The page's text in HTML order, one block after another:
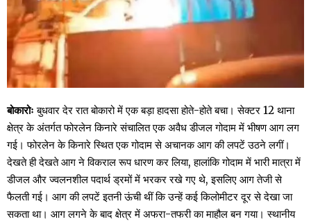
बोकारोः बुधवार देर रात बोकारो में एक बड़ा हादसा होते-होते बचा। सेक्टर 12 थाना
क्षेत्र के अंतर्गत फोरलेन किनारे संचालित एक अवैध डीजल गोदाम में भीषण आग लग
गई। फोरलेन के किनारे स्थित एक गोदाम से अचानक आग की लपटें उठने लगीं।
देखते ही देखते आग ने विकराल रूप धारण कर लिया, हालांकि गोदाम में भारी मात्रा में
डीजल और ज्वलनशील पदार्थ ड्रमों में भरकर रखे गए थे, इसलिए आग तेजी से
फैलती गई। आग की लपटें इतनी ऊंची थीं कि उन्हें कई किलोमीटर दूर से देखा जा
सकता था। आग लगने के बाद क्षेत्र में अफरा-तफरी का माहौल बन गया। स्थानीय